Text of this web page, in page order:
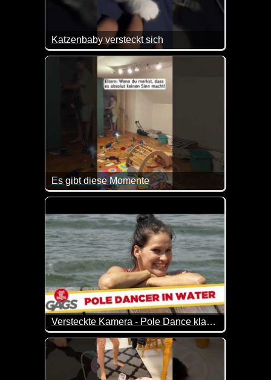
Katzenbaby versteckt sich
Lieber verstecken solange der Hund noch um den
Es gibt diese Momente
Manchmal merkst du, dass es am besten ist, die
Versteckte Kamera - Pole Dance klappt nicht ganz
Da will sie ihrem Freund ein außergewöhnliches